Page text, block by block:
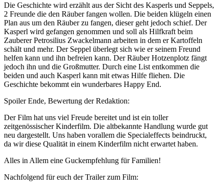
Die Geschichte wird erzählt aus der Sicht des Kasperls und Seppels,
2 Freunde die den Räuber fangen wollen. Die beiden klügeln einen
Plan aus um den Räuber zu fangen, dieser geht jedoch schief. Der
Kasperl wird gefangen genommen und soll als Hilfkraft beim
Zauberer Petrosilius Zwackelmann arbeiten in dem er Kartoffeln
schält und mehr. Der Seppel überlegt sich wie er seinem Freund
helfen kann und ihn befreien kann. Der Räuber Hotzenplotz fängt
jedoch ihn und die Großmutter. Durch eine List entkommen die
beiden und auch Kasperl kann mit etwas Hilfe fliehen. Die
Geschichte bekommt ein wunderbares Happy End.
Spoiler Ende, Bewertung der Redaktion:
Der Film hat uns viel Freude bereitet und ist ein toller
zeitgenössischer Kinderfilm. Die altbekannte Handlung wurde gut
neu dargestellt. Uns haben vorallem die Specialeffects beindruckt,
da wir diese Qualität in einem Kinderfilm nicht erwartet haben.
Alles in Allem eine Guckempfehlung für Familien!
Nachfolgend für euch der Trailer zum Film: